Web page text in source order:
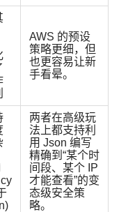
AWS 的预设
策略更细，但
也更容易让新
手看晕。
两者在高级玩
法上都支持利
用 Json 编写
精确到“某个时
间段、某个 IP
才能查看”的变
态级安全策
略。